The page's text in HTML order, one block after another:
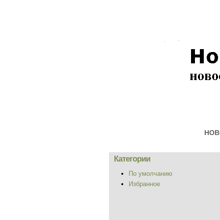
Категории
По умолчанию
Избранное